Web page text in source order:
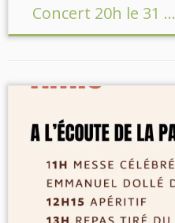
Concert 20h le 31 ...